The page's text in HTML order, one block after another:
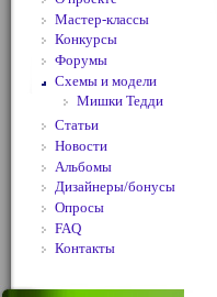
Мастер-классы
Конкурсы
Форумы
Схемы и модели
Мишки Тедди
Статьи
Новости
Альбомы
Дизайнеры/бонусы
Опросы
FAQ
Контакты